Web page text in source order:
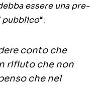
essere una pre-
pubblico“:
conto che
rifiuto che non
che nel